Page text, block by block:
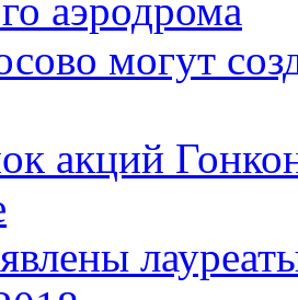
аэродрома
могут
акций